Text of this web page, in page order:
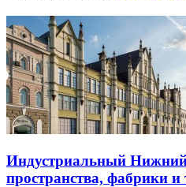
Индустриальный
пространства, фабрики и